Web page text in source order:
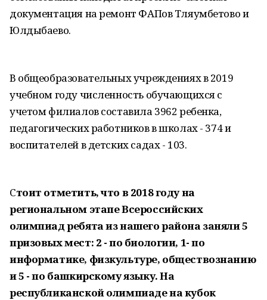
документация на ремонт ФАПов Тляумбетово и
Юлдыбаево.
В общеобразовательных учреждениях в 2019
учебном году численность обучающихся с
учетом филиалов составила 3962 ребенка,
педагогических работников в школах - 374 и
воспитателей в детских садах - 103.
Стоит отметить, что в 2018 году на
региональном этапе Всероссийских
олимпиад ребята из нашего района заняли 5
призовых мест: 2 - по биологии, 1- по
информатике, физкультуре, обществознанию
и 5 - по башкирскому языку. На
республиканской олимпиаде на кубок